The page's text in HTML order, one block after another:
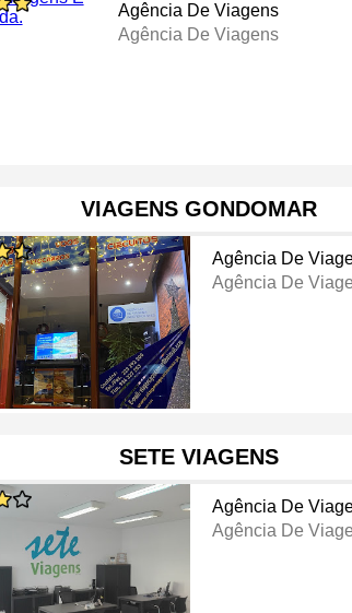
Agência De Viagens
Agência De Viagens
VIAGENS GONDOMAR
Agência De
Agência De
SETE VIAGENS
Agência De
Agência De